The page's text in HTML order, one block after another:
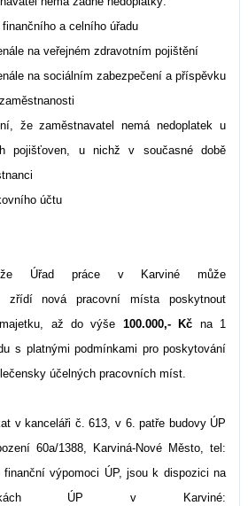
a celního úřadu
na veřejném zdravotním pojištění
na sociálním zabezpečení a příspěvku
že zaměstnavatel nemá nedoplatek u
pojišťoven, u nichž v současné době
účtu
že Úřad práce v Karviné může
zřídí nová pracovní místa poskytnout
až do výše 100.000,- Kč na 1
s platnými podmínkami pro poskytování
účelných pracovních míst.
v kanceláři č. 613, v 6. patře budovy ÚP
60a/1388, Karviná-Nové Město, tel:
finanční výpomoci ÚP, jsou k dispozici na
ÚP v Karviné: